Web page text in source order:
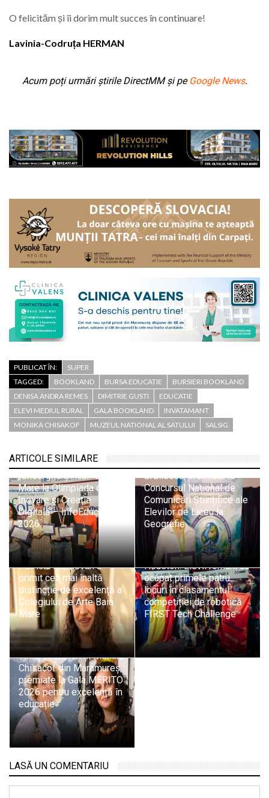
O felicităm și îi dorim mult succes în continuare!
Lavinia-Codruța HERMAN
Acum poți urmări știrile DirectMM și pe Google News.
PUBLICAT ÎN:
SUPER
TAGGED:
BOOKLAND BURSA EDUCATIE
BURSIERI BOOKLAND
DENISA ANDRA REMES
DIMITRIE GUSTI
EDUCATIE
ELEVI MEDIUL RURAL
GALA BOOKLAND
INVATAMANT
MONIKA CHISAKOF
MUZEUL NATIONAL AL SATULUI SALSIG
ARTICOLE SIMILARE
două de bronz pentru
elevii Colegiului
„Gheorghe Șincai” Baia
Mare la Olimpiada de
Inovare și Creație
Digitală – InfoEducație
2026
Lucacista Ariana
Brăilescu, premiată la
Concursul Național de
Comunicări Științifice ale
Elevilor de Liceu la
Geografie
„Arborele de lalea”: Eleva
Patricia Moldovan a
primit cea mai înaltă
distincție de excelență a
Colegiului de Arte Baia
Mare
România a scris istorie la
Houston: Elevii români au
ocupat primele patru
locuri în clasamentul
competiției de robotică
FIRST Tech Challenge
Profesoarele Liana
Timiș-Mureșan și Monika
Chisacof din Maramureș,
premiate la Gala MERITO
2026 pentru excelență în
educație
LASĂ UN COMENTARIU